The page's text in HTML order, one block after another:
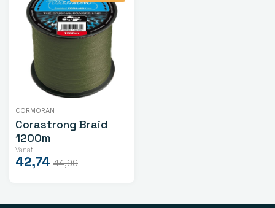
CORMORAN
Corastrong Braid
1200m
Vanaf
42,74 44,99